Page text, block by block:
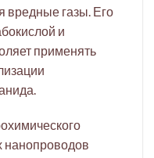
вредные газы. Его
и
применять
нанопроводов